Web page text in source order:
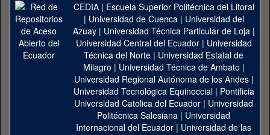
CEDIA| Escuela Superior Politécnica del Litoral
| Universidad de Cuenca| Universidad del
Azuay| Universidad Técnica Particular de Loja|
Universidad Central del Ecuador| Universidad
Técnica del Norte | Universidad Estatal de
Milagro | Universidad Técnica de Ambato |
Universidad Regional Autónoma de los Andes|
Universidad Tecnológica Equinoccial| Pontificia
Universidad Catolica del Ecuador | Universidad
Politécnica Salesiana | Universidad
Internacional del Ecuador | Universidad de las